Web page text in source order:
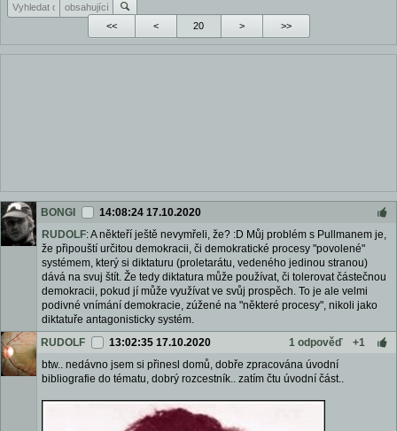
<< < > >>
BONGI
14:08:24 17.10.2020
RUDOLF: A někteří ještě nevymřeli, že? :D Můj problém s Pullmanem je,
že připouští určitou demokracii, či demokratické procesy "povolené"
systémem, který si diktaturu (proletarátu, vedeného jedinou stranou)
dává na svuj štít. Že tedy diktatura může používat, či tolerovat částečnou
demokracii, pokud jí může využívat ve svůj prospěch. To je ale velmi
podivné vnímání demokracie, zúžené na "některé procesy", nikoli jako
diktatuře antagonisticky systém.
RUDOLF
13:02:35 17.10.2020 1 odpověď
+1
btw.. nedávno jsem si přinesl domů, dobře zpracována úvodní
bibliografie do tématu, dobrý rozcestník.. zatím čtu úvodní část..